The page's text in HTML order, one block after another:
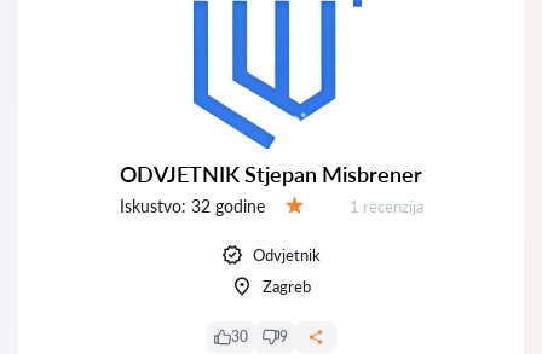
ODVJETNIK Stjepan Misbrener
Iskustvo: 32 godine Recenzija:
1 recenzija
Odvjetnik
Zagreb
30 9